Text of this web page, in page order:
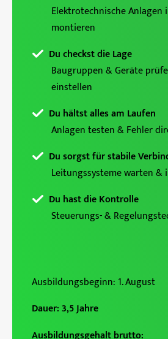
Elektrotechnische
montieren
Du checkst die Lage
Baugruppen & Geräte
einstellen
Du hältst alles am Laufen
Anlagen testen & Fehler
Du sorgst für stabile
Leitungssysteme warten &
Du hast die Kontrolle
Steuerungs- &
Ausbildungsbeginn: 1. August
Dauer: 3,5 Jahre
Ausbildungsgehalt brutto: